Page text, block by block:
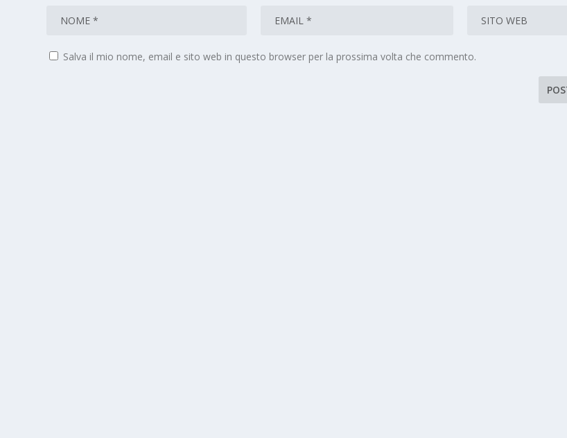
Salva il mio nome, email e sito web in questo browser per la prossima volta che commento.